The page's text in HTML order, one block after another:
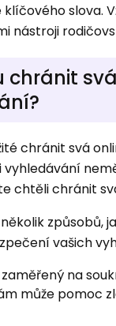
slova.
nástroji
chránit
chránit svá
vyhledávání
chtěli chránit
způsobů,
vašich
na
může pomoc